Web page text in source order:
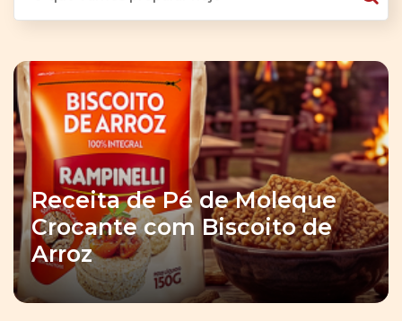
Receita de Pé de Moleque
Crocante com Biscoito de
Arroz